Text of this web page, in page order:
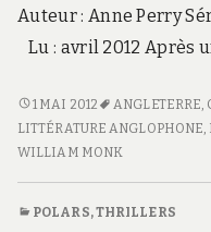
Auteur : Anne Perry
Lu : avril 2012 Après
<SPAN
CLASS="ENTRY-
TITLE-
1 MAI 2012 ANGLETERRE,
LITTÉRATURE ANGLOPHONE,
WILLIAM MONK
POLARS, THRILLERS